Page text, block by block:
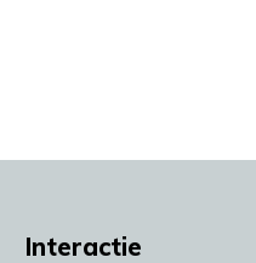
Interactie